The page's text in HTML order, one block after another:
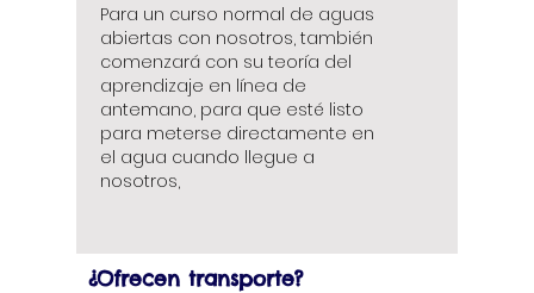
Para un curso normal de aguas
abiertas con nosotros, también
comenzará con su teoría del
aprendizaje en línea de
antemano, para que esté listo
para meterse directamente en
el agua cuando llegue a
nosotros,
¿Ofrecen transporte?